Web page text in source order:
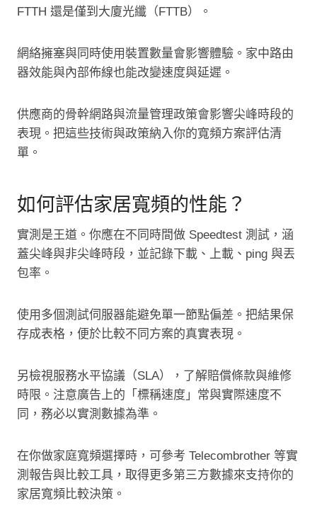
FTTH 還是僅到大廈光纖（FTTB）。
網絡擁塞與同時使用裝置數量會影響體驗。家中路由
器效能與內部佈線也能改變速度與延遲。
供應商的骨幹網路與流量管理政策會影響尖峰時段的
表現。把這些技術與政策納入你的寬頻方案評估清
單。
如何評估家居寬頻的性能？
實測是王道。你應在不同時間做 Speedtest 測試，涵
蓋尖峰與非尖峰時段，並記錄下載、上載、ping 與丟
包率。
使用多個測試伺服器能避免單一節點偏差。把結果保
存成表格，便於比較不同方案的真實表現。
另檢視服務水平協議（SLA），了解賠償條款與維修
時限。注意廣告上的「標稱速度」常與實際速度不
同，務必以實測數據為準。
在你做家庭寬頻選擇時，可參考 Telecombrother 等實
測報告與比較工具，取得更多第三方數據來支持你的
家居寬頻比較決策。